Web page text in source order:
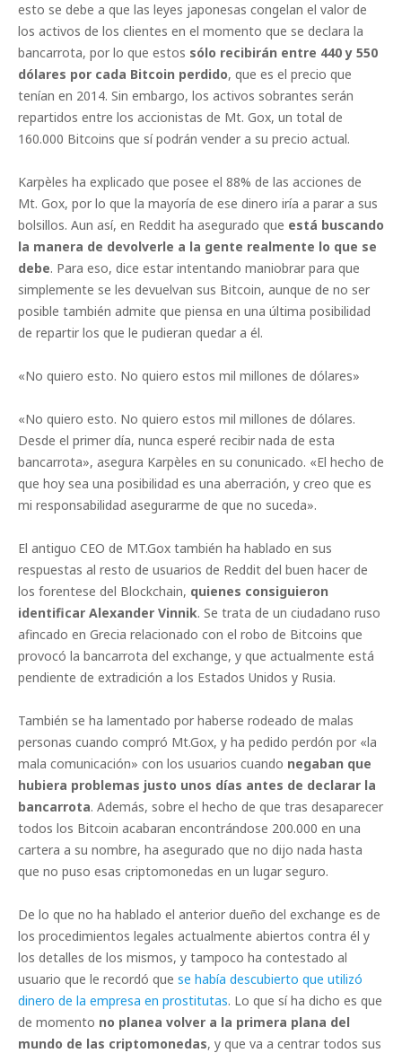
esto se debe a que las leyes japonesas congelan el valor de
los activos de los clientes en el momento que se declara la
bancarrota, por lo que estos sólo recibirán entre 440 y 550
dólares por cada Bitcoin perdido, que es el precio que
tenían en 2014. Sin embargo, los activos sobrantes serán
repartidos entre los accionistas de Mt. Gox, un total de
160.000 Bitcoins que sí podrán vender a su precio actual.
Karpèles ha explicado que posee el 88% de las acciones de
Mt. Gox, por lo que la mayoría de ese dinero iría a parar a sus
bolsillos. Aun así, en Reddit ha asegurado que está buscando
la manera de devolverle a la gente realmente lo que se
debe. Para eso, dice estar intentando maniobrar para que
simplemente se les devuelvan sus Bitcoin, aunque de no ser
posible también admite que piensa en una última posibilidad
de repartir los que le pudieran quedar a él.
«No quiero esto. No quiero estos mil millones de dólares»
«No quiero esto. No quiero estos mil millones de dólares.
Desde el primer día, nunca esperé recibir nada de esta
bancarrota», asegura Karpèles en su conunicado. «El hecho de
que hoy sea una posibilidad es una aberración, y creo que es
mi responsabilidad asegurarme de que no suceda».
El antiguo CEO de MT.Gox también ha hablado en sus
respuestas al resto de usuarios de Reddit del buen hacer de
los forentese del Blockchain, quienes consiguieron
identificar Alexander Vinnik. Se trata de un ciudadano ruso
afincado en Grecia relacionado con el robo de Bitcoins que
provocó la bancarrota del exchange, y que actualmente está
pendiente de extradición a los Estados Unidos y Rusia.
También se ha lamentado por haberse rodeado de malas
personas cuando compró Mt.Gox, y ha pedido perdón por «la
mala comunicación» con los usuarios cuando negaban que
hubiera problemas justo unos días antes de declarar la
bancarrota. Además, sobre el hecho de que tras desaparecer
todos los Bitcoin acabaran encontrándose 200.000 en una
cartera a su nombre, ha asegurado que no dijo nada hasta
que no puso esas criptomonedas en un lugar seguro.
De lo que no ha hablado el anterior dueño del exchange es de
los procedimientos legales actualmente abiertos contra él y
los detalles de los mismos, y tampoco ha contestado al
usuario que le recordó que se había descubierto que utilizó
dinero de la empresa en prostitutas. Lo que sí ha dicho es que
de momento no planea volver a la primera plana del
mundo de las criptomonedas, y que va a centrar todos sus